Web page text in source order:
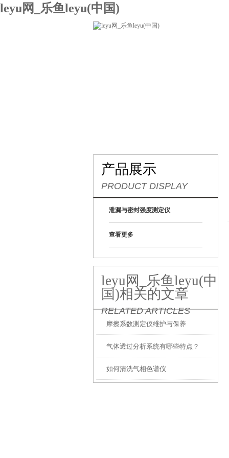
leyu网_乐鱼leyu(中国)
产品展示
PRODUCT DISPLAY
泄漏与密封强度测定仪
查看更多
leyu网_乐鱼leyu(中
国)相关的文章
RELATED ARTICLES
摩擦系数测定仪维护与保养
气体透过分析系统有哪些特点？
如何清洗气相色谱仪